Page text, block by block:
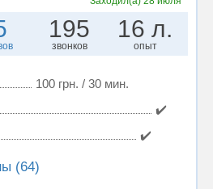
195
звонков
16 л.
опыт
100 грн. / 30 мин.
✔️
✔️
(64)